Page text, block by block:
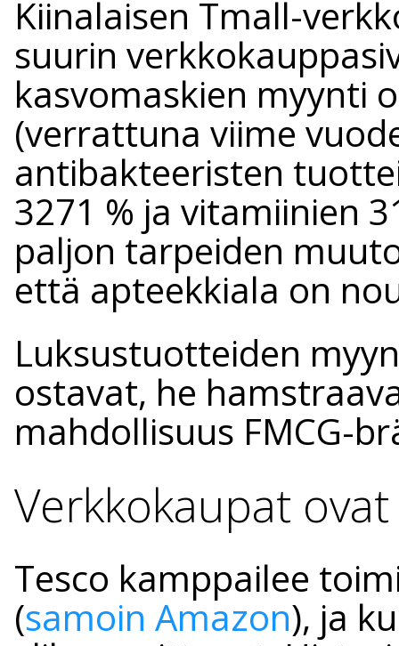
Kiinalaisen Tmall-
suurin
kasvomaskien myynti
(verrattuna viime
antibakteeristen
3271 % ja vitamiinien
paljon tarpeiden
että apteekkiala on
Luksustuotteiden
ostavat, he
mahdollisuus FMCG-
Verkkokaupat
Tesco kamppailee
(samoin Amazon), ja